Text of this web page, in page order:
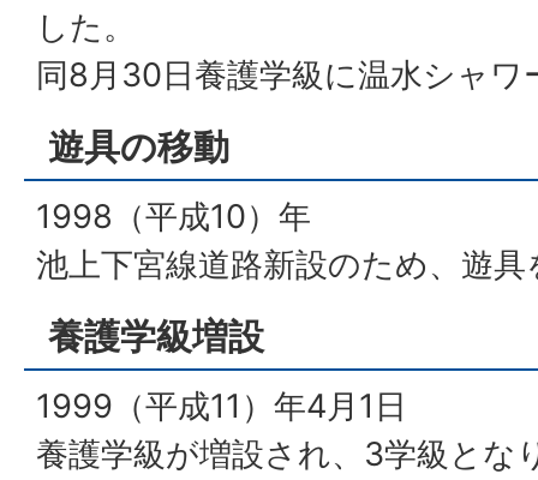
した。
同8月30日養護学級に温水シャ
遊具の移動
1998（平成10）年
池上下宮線道路新設のため、遊
養護学級増設
1999（平成11）年4月1日
養護学級が増設され、3学級とな